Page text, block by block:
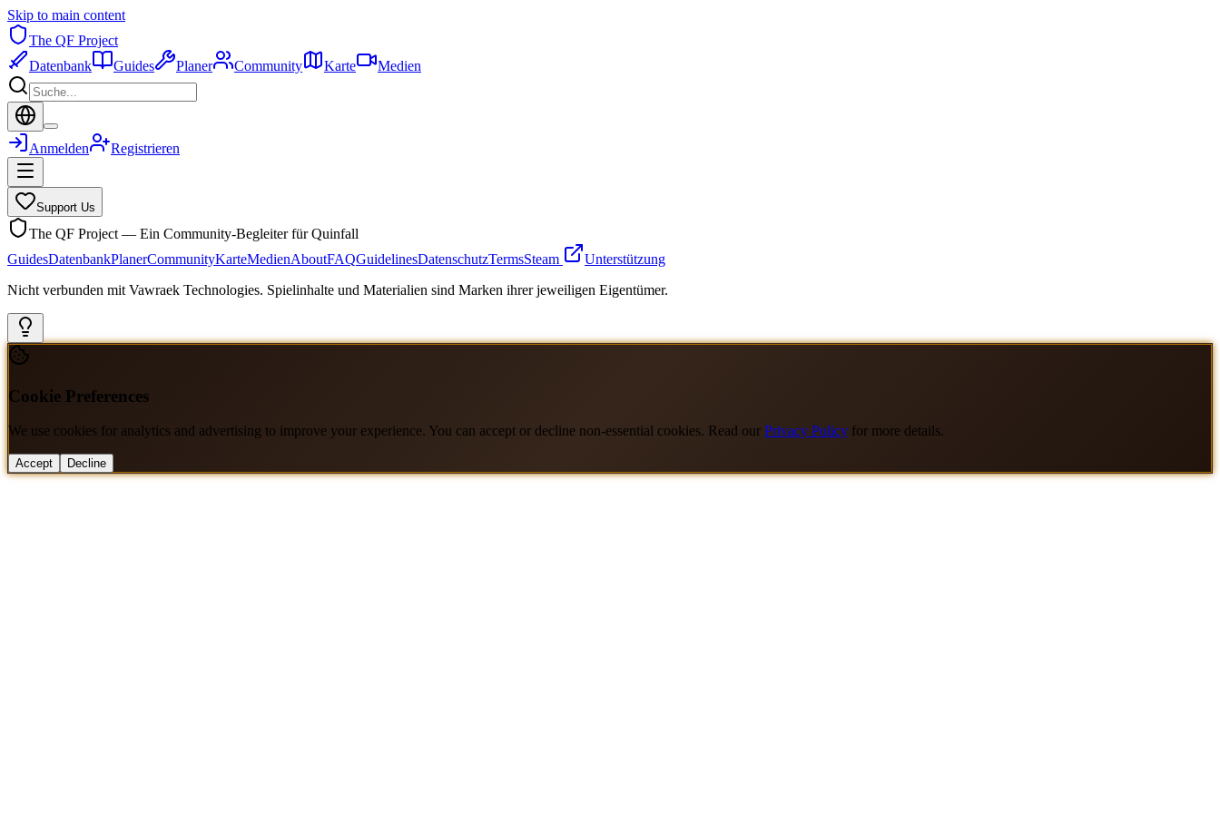
Skip to main content
The QF Project
Datenbank
Guides Planer Community Karte Medien
Anmelden Registrieren
Support Us
The QF Project — Ein Community-Begleiter für Quinfall
GuidesDatenbankPlanerCommunityKarteMedienAboutFAQGuidelinesDatenschutzTermsSteam
Unterstützung
Nicht verbunden mit Vawraek Technologies. Spielinhalte und Materialien sind Marken ihrer jeweiligen Eigentümer.
Cookie Preferences
We use cookies for analytics and advertising to improve your experience. You can accept or decline non-essential cookies. Read our Privacy Policy for more details.
Accept Decline